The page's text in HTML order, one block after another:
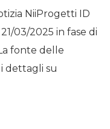
NiiProgetti ID
03/2025 in fase di
fonte delle
dettagli su